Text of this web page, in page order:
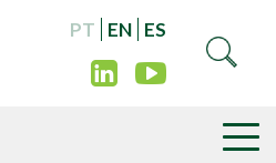
PT EN ES